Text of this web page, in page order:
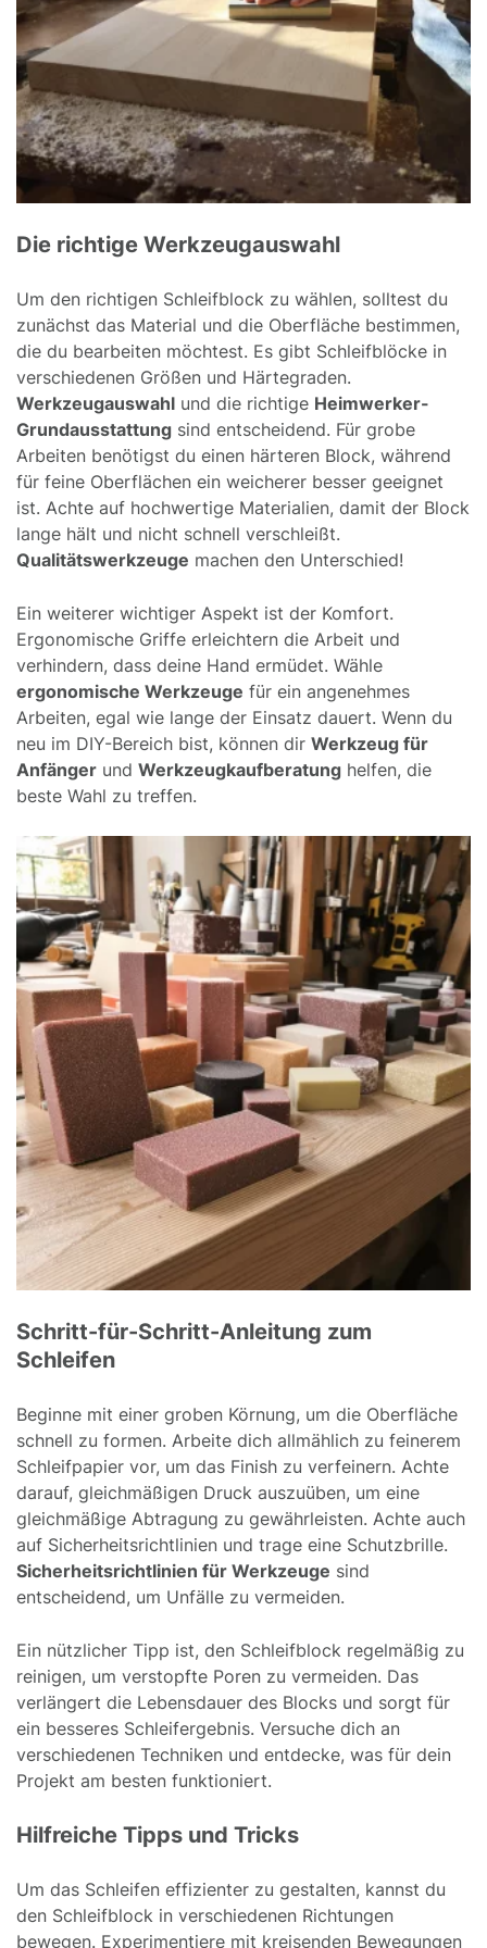
Die richtige Werkzeugauswahl
Um den richtigen Schleifblock zu wählen, solltest du
zunächst das Material und die Oberfläche bestimmen,
die du bearbeiten möchtest. Es gibt Schleifblöcke in
verschiedenen Größen und Härtegraden.
Werkzeugauswahl und die richtige Heimwerker-
Grundausstattung sind entscheidend. Für grobe
Arbeiten benötigst du einen härteren Block, während
für feine Oberflächen ein weicherer besser geeignet
ist. Achte auf hochwertige Materialien, damit der Block
lange hält und nicht schnell verschleißt.
Qualitätswerkzeuge machen den Unterschied!
Ein weiterer wichtiger Aspekt ist der Komfort.
Ergonomische Griffe erleichtern die Arbeit und
verhindern, dass deine Hand ermüdet. Wähle
ergonomische Werkzeuge für ein angenehmes
Arbeiten, egal wie lange der Einsatz dauert. Wenn du
neu im DIY-Bereich bist, können dir Werkzeug für
Anfänger und Werkzeugkaufberatung helfen, die
beste Wahl zu treffen.
Schritt-für-Schritt-Anleitung zum
Schleifen
Beginne mit einer groben Körnung, um die Oberfläche
schnell zu formen. Arbeite dich allmählich zu feinerem
Schleifpapier vor, um das Finish zu verfeinern. Achte
darauf, gleichmäßigen Druck auszuüben, um eine
gleichmäßige Abtragung zu gewährleisten. Achte auch
auf Sicherheitsrichtlinien und trage eine Schutzbrille.
Sicherheitsrichtlinien für Werkzeuge sind
entscheidend, um Unfälle zu vermeiden.
Ein nützlicher Tipp ist, den Schleifblock regelmäßig zu
reinigen, um verstopfte Poren zu vermeiden. Das
verlängert die Lebensdauer des Blocks und sorgt für
ein besseres Schleifergebnis. Versuche dich an
verschiedenen Techniken und entdecke, was für dein
Projekt am besten funktioniert.
Hilfreiche Tipps und Tricks
Um das Schleifen effizienter zu gestalten, kannst du
den Schleifblock in verschiedenen Richtungen
bewegen. Experimentiere mit kreisenden Bewegungen